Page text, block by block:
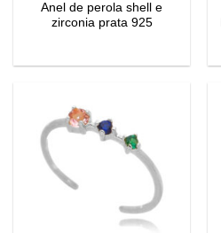
Anel de perola shell e
zirconia prata 925